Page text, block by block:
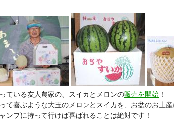
ている友人農家の、スイカとメロンの販売を開始 ！
て喜ぶような大玉のメロンとスイカを、お盆のお土産
ンプに持って行けば喜ばれることは絶対です！